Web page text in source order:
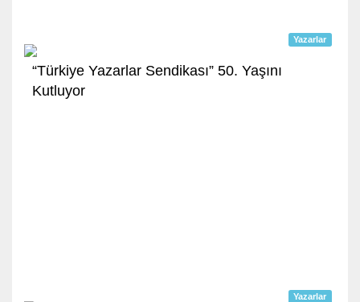
Yazarlar
“Türkiye Yazarlar Sendikası” 50. Yaşını
Kutluyor
Yazarlar